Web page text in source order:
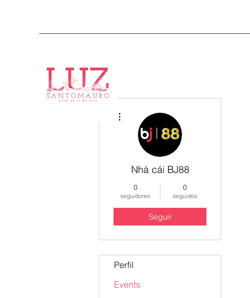
Nhà cái BJ88
0
seguidores
0
seguidos
Seguir
Perfil
Events